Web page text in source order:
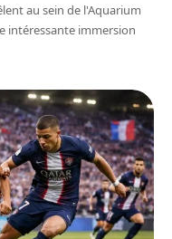
au sein de l'Aquarium
intéressante immersion